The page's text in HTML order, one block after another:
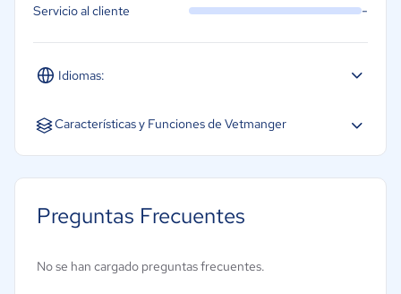
Idiomas:
Español
Servicio al cliente -
Características y Funciones de Vetmanger
Gestión de citas
Preguntas Frecuentes
No se han cargado preguntas frecuentes.